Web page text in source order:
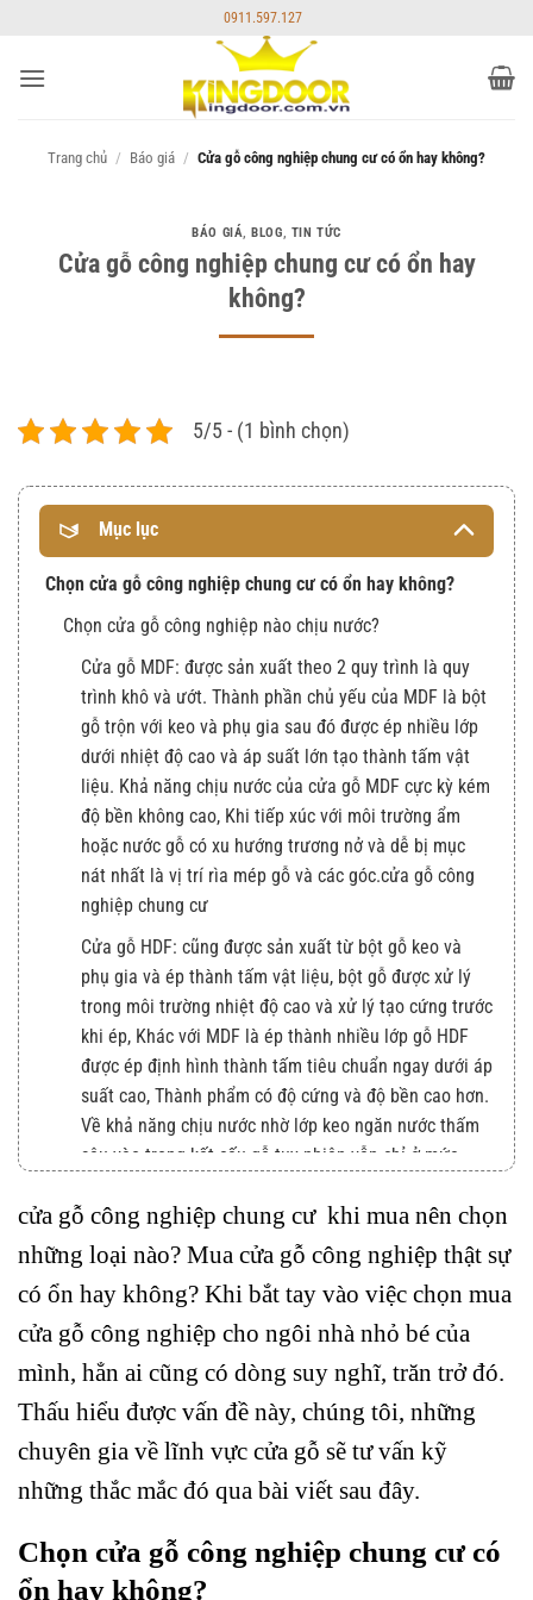
nội
0911.597.127
Trang chủ / Báo giá / Cửa gỗ công nghiệp chung cư có ổn hay không?
BÁO GIÁ,BLOG, TIN TỨC
Cửa gỗ công nghiệp chung cư có ổn hay
không?
5/5 - (1 bình chọn)
Mục lục
Chọn cửa gỗ công nghiệp chung cư có ổn hay không?
Chọn cửa gỗ công nghiệp nào chịu nước?
Cửa gỗ MDF: được sản xuất theo 2 quy trình là quy
trình khô và ướt. Thành phần chủ yếu của MDF là bột
gỗ trộn với keo và phụ gia sau đó được ép nhiều lớp
dưới nhiệt độ cao và áp suất lớn tạo thành tấm vật
liệu. Khả năng chịu nước của cửa gỗ MDF cực kỳ kém
độ bền không cao, Khi tiếp xúc với môi trường ẩm
hoặc nước gỗ có xu hướng trương nở và dễ bị mục
nát nhất là vị trí rìa mép gỗ và các góc.cửa gỗ công
nghiệp chung cư
Cửa gỗ HDF: cũng được sản xuất từ bột gỗ keo và
phụ gia và ép thành tấm vật liệu, bột gỗ được xử lý
trong môi trường nhiệt độ cao và xử lý tạo cứng trước
khi ép, Khác với MDF là ép thành nhiều lớp gỗ HDF
được ép định hình thành tấm tiêu chuẩn ngay dưới áp
suất cao, Thành phẩm có độ cứng và độ bền cao hơn.
Về khả năng chịu nước nhờ lớp keo ngăn nước thấm
sâu vào trong kết cấu gỗ tuy nhiên vẫn chỉ ở mức
để nước và ẩm xông vào trong thì vẫn bị trương nở và
mục nát dẫn đến tuổi thọ sản phẩm giảm.
Độ bền cửa gỗ công nghiệp như thế nào
Giá cửa gỗ công nghiệp như thế nào
Cấu tạo cửa gỗ hdf veneer, sơn
Ưu điểm cửa gỗ hdf veneer, sơn khách hàng cần biết?
Nhược điểm
Quy cách cửa gỗ hdf veneer, sơn
– Kích thước phong thủy lớn cửa phòng (lỗ ban đẹp)
của Cửa HDF : khung bao : ( 40 x 110 )mm
cửa gỗ công nghiệp chung cư khi mua nên chọn
những loại nào? Mua cửa gỗ công nghiệp thật sự
có ổn hay không? Khi bắt tay vào việc chọn mua
cửa gỗ công nghiệp cho ngôi nhà nhỏ bé của
mình, hẳn ai cũng có dòng suy nghĩ, trăn trở đó.
Thấu hiểu được vấn đề này, chúng tôi, những
chuyên gia về lĩnh vực cửa gỗ sẽ tư vấn kỹ
những thắc mắc đó qua bài viết sau đây.
Chọn cửa gỗ công nghiệp chung cư có
ổn hay không?